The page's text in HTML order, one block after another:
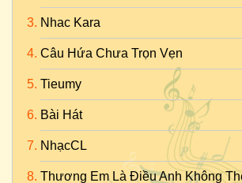
Nhac Kara
Câu Hứa Chưa Trọn Vẹn
Tieumy
Bài Hát
NhạcCL
Thương Em Là Điều Anh Không